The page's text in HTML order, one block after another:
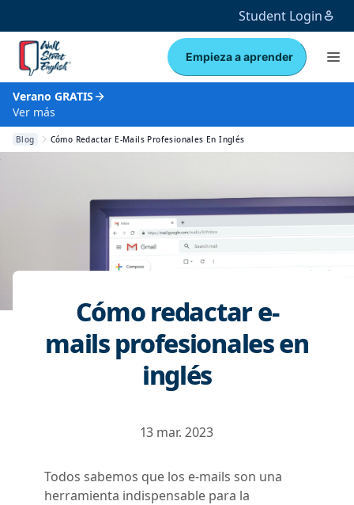
Student Login
Empieza a aprender
Verano GRATIS
Ver más
Blog Cómo Redactar E-Mails Profesionales En Inglés
Cómo redactar e-
mails profesionales en
inglés
13 mar. 2023
Todos sabemos que los e-mails son una
herramienta indispensable para la